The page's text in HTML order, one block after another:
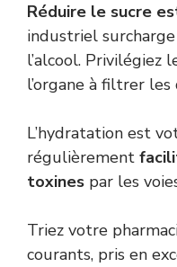
Réduire le sucre
industriel
l’alcool. Privilégiez
l’organe à filtrer les
L’hydratation est
régulièrement
toxines par les
Triez votre
courants, pris en